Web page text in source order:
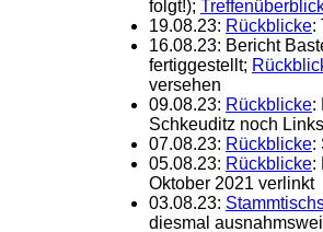
folgt!);
19.08.23: Rückblicke:
16.08.23: Bericht
fertiggestellt;
versehen
09.08.23: Rückblicke:
Schkeuditz noch
07.08.23: Rückblicke:
05.08.23: Rückblicke:
Oktober 2021 verlinkt
03.08.23:
diesmal